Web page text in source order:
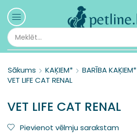
Sākums KAĶIEM* BARĪBA KAĶIEM*
VET LIFE CAT RENAL
VET LIFE CAT RENAL
Pievienot vēlmju sarakstam